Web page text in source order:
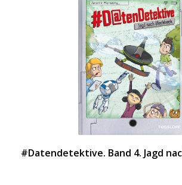
#Datendetektive. Band 4. Jagd